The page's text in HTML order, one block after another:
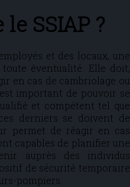
SSIAP ?
et des locaux, une
éventualité. Elle doit,
en cas de cambriolage ou
important de pouvoir se
et compétent tel que
derniers se doivent de
permet de réagir en cas
capables de planifier une
auprès des individus
de sécurité temporaire
pompiers.